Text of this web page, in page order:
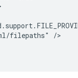
filepaths"